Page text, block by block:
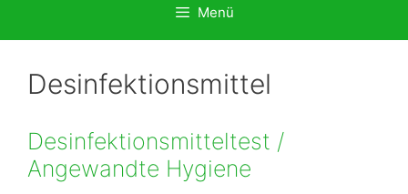
Menü
Desinfektionsmittel
Desinfektionsmitteltest /
Angewandte Hygiene